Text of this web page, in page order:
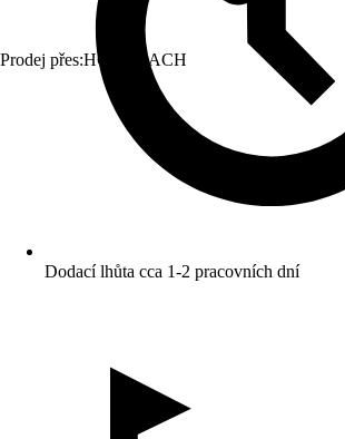
Prodej přes:HORNBACH
Dodací lhůta cca 1-2 pracovních dní